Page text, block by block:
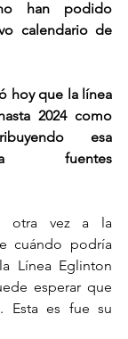
han podido
calendario de
hoy que la línea
2024 como
esa
fuentes
otra vez a la
cuándo podría
Línea Eglinton
esperar que
Esta es fue su